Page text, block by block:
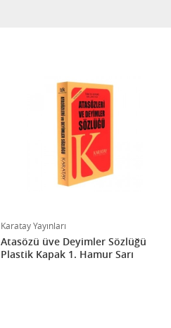
Karatay Yayınları
Atasözü üve Deyimler Sözlüğü
Plastik Kapak 1. Hamur Sarı